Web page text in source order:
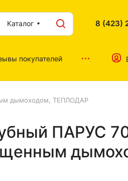
Каталог 8 (423)
покупателей
дымоходом, ТЕПЛОДАР
ПАРУС